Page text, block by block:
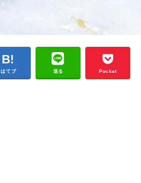
はてブ 送る Pocket